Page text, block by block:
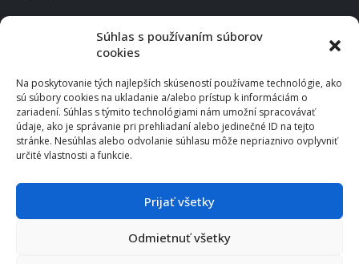
Súhlas s používaním súborov
cookies
Na poskytovanie tých najlepších skúseností používame technológie, ako
sú súbory cookies na ukladanie a/alebo prístup k informáciám o
zariadení. Súhlas s týmito technológiami nám umožní spracovávať
údaje, ako je správanie pri prehliadaní alebo jedinečné ID na tejto
stránke. Nesúhlas alebo odvolanie súhlasu môže nepriaznivo ovplyvniť
určité vlastnosti a funkcie.
Prijať všetky
Odmietnuť všetky
FEVA Slovakia SK s.r.o.
831 04 Bratislava
IČO: 50922688
DIČ: 2120539388
IČ DPH: SK2120539388
Po – Pia: 8:00 – 16:30